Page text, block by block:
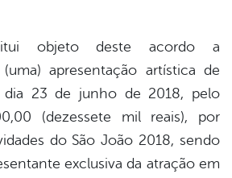
objeto deste acordo a
apresentação artística de
dia 23 de junho de 2018, pelo
(dezessete mil reais), por
do São João 2018, sendo
exclusiva da atração em